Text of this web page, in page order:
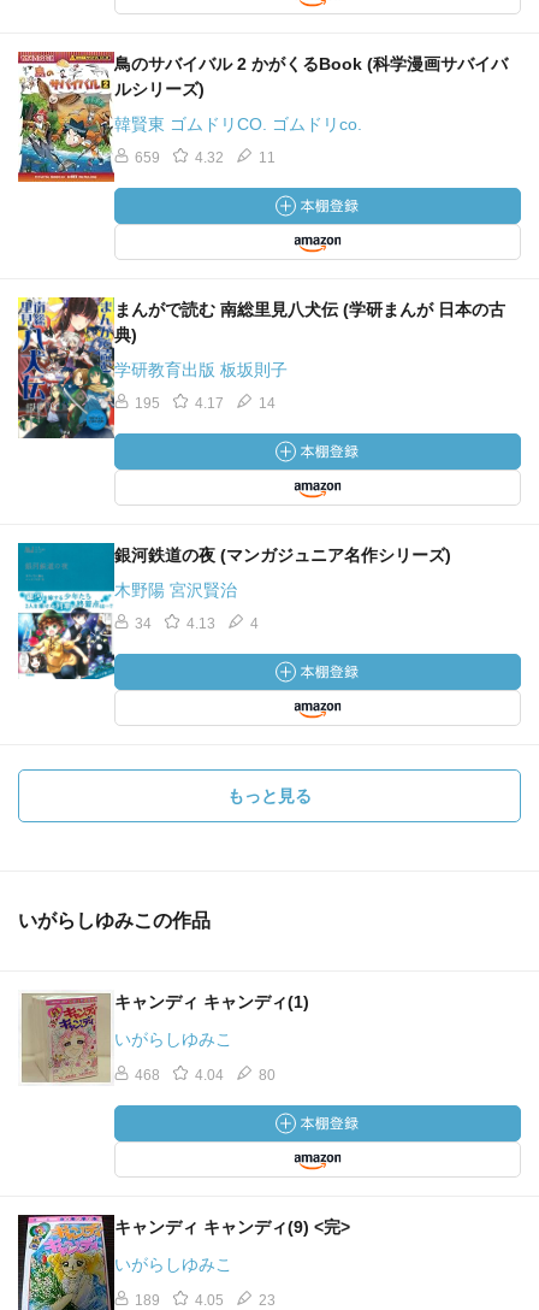
鳥のサバイバル 2 かがくるBook (科学漫画サバイバ
ルシリーズ)
韓賢東 ゴムドリCO. ゴムドリco.
659 4.32 11
まんがで読む 南総里見八犬伝 (学研まんが 日本の古
典)
学研教育出版 板坂則子
195 4.17 14
銀河鉄道の夜 (マンガジュニア名作シリーズ)
木野陽 宮沢賢治
34 4.13 4
もっと見る
いがらしゆみこの作品
キャンディ キャンディ(1)
いがらしゆみこ
468 4.04 80
キャンディ キャンディ(9) <完>
いがらしゆみこ
189 4.05 23